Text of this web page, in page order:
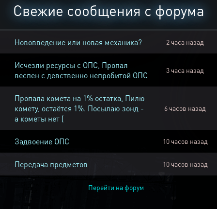
Свежие сообщения с форума
Нововведение или новая механика? 2 часа назад
Исчезли ресурсы с ОПС, Пропал
веспен с девственно непробитой ОПС
3 часа назад
Пропала комета на 1% остатка, Пилю
комету, остаётся 1%. Посылаю зонд -
а кометы нет (
6 часов назад
Задвоение ОПС 10 часов назад
Передача предметов 10 часов назад
Перейти на форум